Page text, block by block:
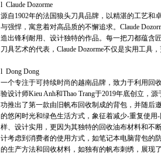
l Claude Dozorme
源自1902年的法国狼头刀具品牌，以精湛的工艺和
与强悍，寓意着对高品质的不懈追求。Claude
造出锋利耐用、设计独特的作品。每一把刀都蕴含
刀具艺术的代表，Claude Dozorme不仅是实用工具
l Dong Dong
一个专注于可持续时尚的越南品牌，致力于利用回
验设计师Kieu Anh和Thao Trang于2019年底创立，
功推出了第一款由旧帆布回收制成的背包，并随后
的悠闲时光和绿色生活方式，象征着减少-重复使
样、设计实用，更因为其独特的回收油布材料和不
计考虑到消费者的使用方式，如笔记本电脑背包的
的生产方法和回收材料，如独有的帆布刺绣，展现